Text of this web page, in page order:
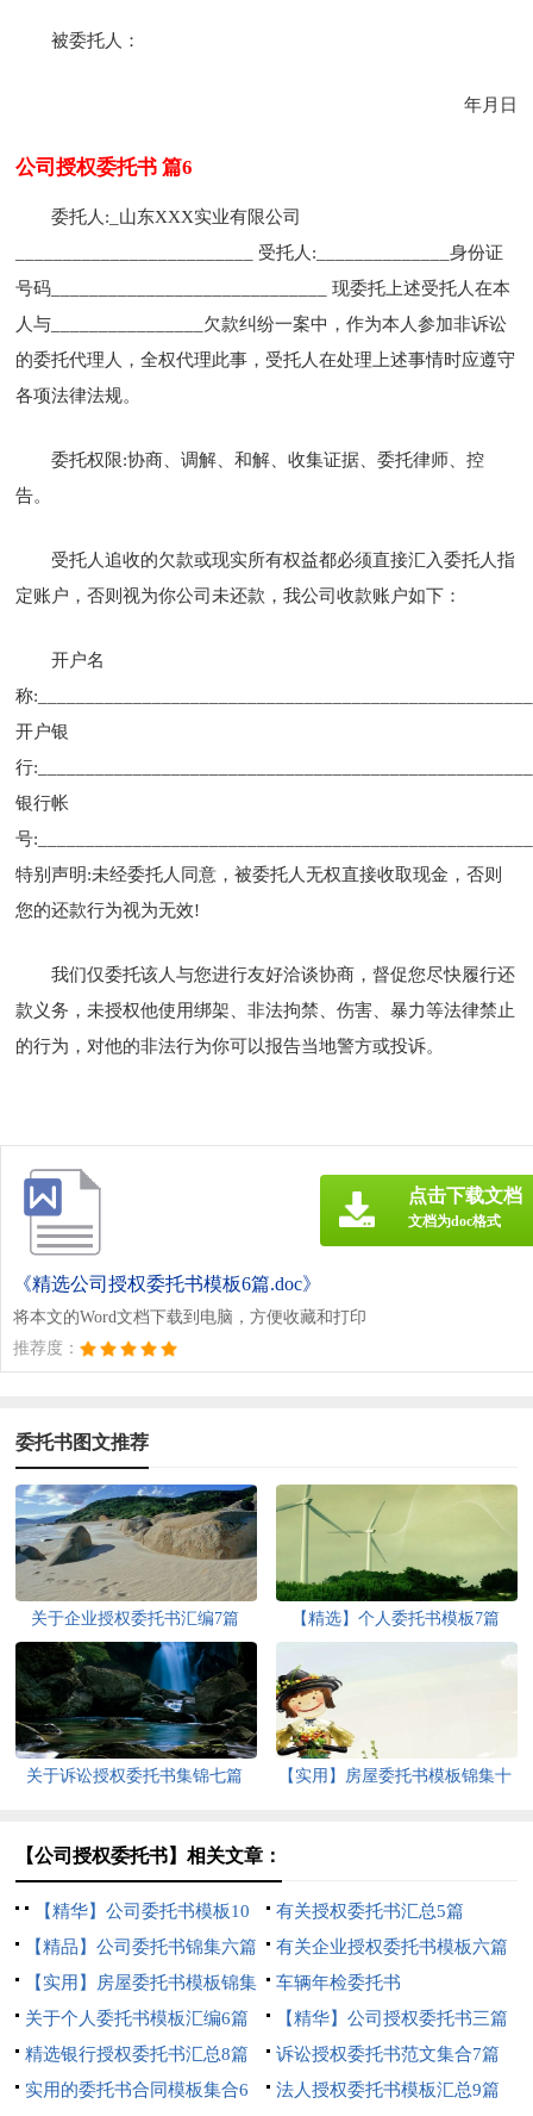
被委托人：
年月日
公司授权委托书 篇6
委托人:_山东XXX实业有限公司
_________________________ 受托人:______________身份证
号码_____________________________ 现委托上述受托人在本
人与________________欠款纠纷一案中，作为本人参加非诉讼
的委托代理人，全权代理此事，受托人在处理上述事情时应遵守
各项法律法规。
委托权限:协商、调解、和解、收集证据、委托律师、控
告。
受托人追收的欠款或现实所有权益都必须直接汇入委托人指
定账户，否则视为你公司未还款，我公司收款账户如下：
开户名
称:____________________________________________________
开户银
行
银行帐
号
特别声明:未经委托人同意，被委托人无权直接收取现金，否则
您的还款行为视为无效!
我们仅委托该人与您进行友好洽谈协商，督促您尽快履行还
款义务，未授权他使用绑架、非法拘禁、伤害、暴力等法律禁止
的行为，对他的非法行为你可以报告当地警方或投诉。
《精选公司授权委托书模板6篇.doc》
将本文的Word文档下载到电脑，方便收藏和打印
推荐度：
点击下载文档
文档为doc格式
委托书图文推荐
关于企业授权委托书汇编7篇 【精选】个人委托书模板7篇
关于诉讼授权委托书集锦七篇
【实用】房屋委托书模板锦集十
【公司授权委托书】相关文章：
【精华】公司委托书模板10
篇
有关授权委托书汇总5篇
【精品】公司委托书锦集六篇
有关企业授权委托书模板六篇
【实用】房屋委托书模板锦集
十篇
车辆年检委托书
关于个人委托书模板汇编6篇
【精华】公司授权委托书三篇
精选银行授权委托书汇总8篇
诉讼授权委托书范文集合7篇
实用的委托书合同模板集合6
法人授权委托书模板汇总9篇